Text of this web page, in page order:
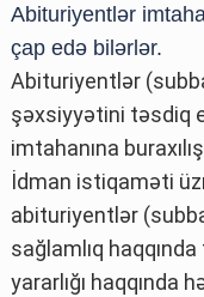
Abituriyentlər
çap edə bilərlər.
Abituriyentlər
şəxsiyyətini təsdiq
imtahanına
İdman istiqaməti
abituriyentlər
sağlamlıq
yararlığı haqqında